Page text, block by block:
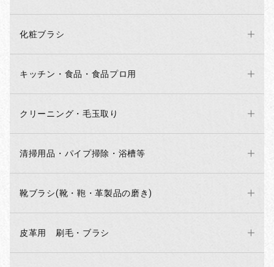
化粧ブラシ
キッチン・食品・食品プロ用
クリーニング・毛玉取り
清掃用品・パイプ掃除・浴槽等
靴ブラシ(靴・鞄・革製品の磨き)
皮革用 刷毛・ブラシ